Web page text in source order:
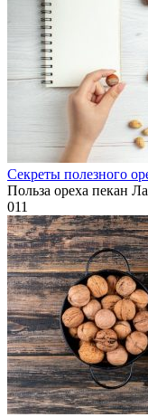
Секреты полезного
Польза ореха пекан
011